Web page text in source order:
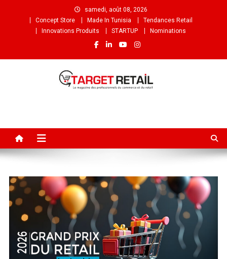
samedi, août 08, 2026
Concept Store
Made In Tunisia
Tendances Retail
Innovations Produits
STARTUP Nominations